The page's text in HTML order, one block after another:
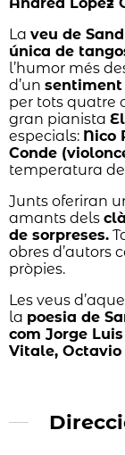
Andrea López
La veu de
única de
l’humor més
d’un
per tots quatre
gran pianista
especials: Nico
Conde
temperatura
Junts oferiran
amants dels
de sorpreses.
obres d’autors
pròpies.
Les veus
la poesia de
com Jorge
Vitale, Octavio